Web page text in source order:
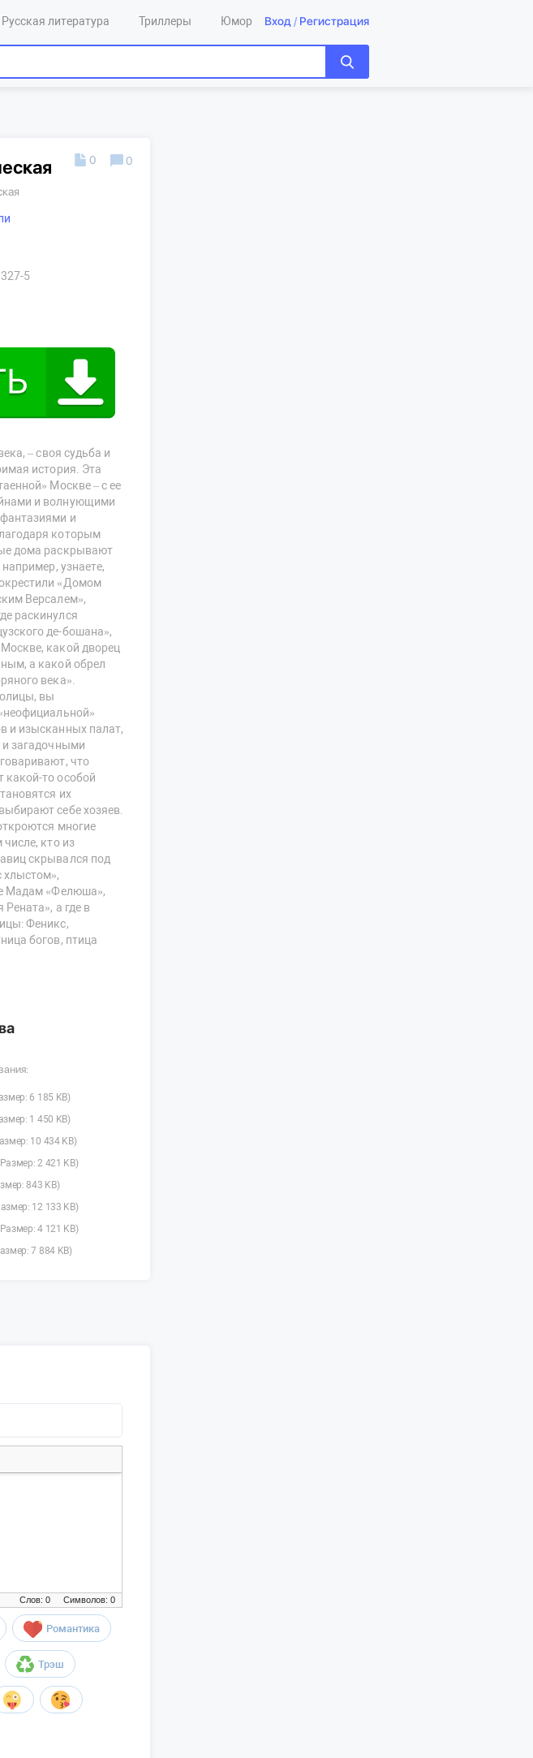
Русская литература Триллеры Юмор Вход / Регистрация
5
– своя судьба и
история. Эта
Москве – с ее
и волнующими
и
которым
дома раскрывают
узнаете,
«Домом
Версалем»,
раскинулся
де-бошана»,
какой дворец
а какой обрел
века».
вы
и изысканных палат,
загадочными
что
какой-то особой
их
себе хозяев.
многие
кто из
скрывался под
хлыстом»,
Мадам «Фелюша»,
а где в
Феникс,
богов, птица
0 0
6 185 KB)
1 450 KB)
10 434 KB)
2 421 KB)
843 KB)
12 133 KB)
4 121 KB)
7 884 KB)
Символов: 0
Слов: 0
Романтика
Трэш